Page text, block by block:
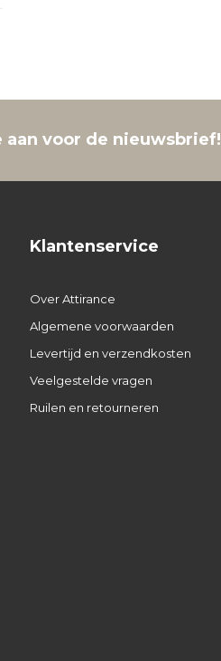
voor de nieuwsbrief!
Klantenservice
Over Attirance
Algemene voorwaarden
Levertijd en verzendkosten
Veelgestelde vragen
Ruilen en retourneren